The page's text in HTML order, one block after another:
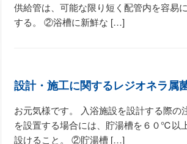
供給管は、可能な限り短く配管内を容易
する。 ②浴槽に新鮮な […]
設計・施工に関するレジオネラ属
お元気様です。 入浴施設を設計する際
を設置する場合には、貯湯槽を６０℃以
設けること。 ②貯湯槽 […]